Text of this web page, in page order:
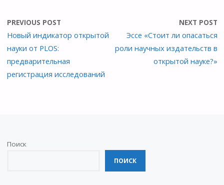
PREVIOUS POST
Новый индикатор открытой
науки от PLOS:
предварительная
регистрация исследований
NEXT POST
Эссе «Стоит ли опасаться
роли научных издательств в
открытой науке?»
Поиск
ПОИСК